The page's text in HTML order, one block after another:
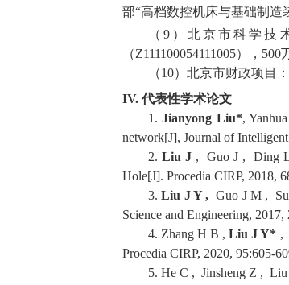
部“高档数控机床与基础制造
（9 ）北京市科学技
（Z111100054111005）， 500
（10）北京市财政项目
IV. 代表性学术论文
1.Jianyong Liu*,
network[J], Journal of
2. Liu J , Guo J , Ding L
Hole[J]. Procedia CIRP, 2018,
3.Liu J Y , Guo J M ,
Science and Engineering, 2017,
4. Zhang H B ,Liu J Y* ,
Procedia CIRP, 2020, 95:605-
5. He C , Jinsheng Z , Liu